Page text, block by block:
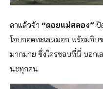
ลาแล้วจ้า “ดอยแม่สลอง” ปิ
โอบกอดทะเลหมอก พร้อมจิบ
มากมาย ซึ่งใครชอบที่นี่ บอก
นะทุกคน